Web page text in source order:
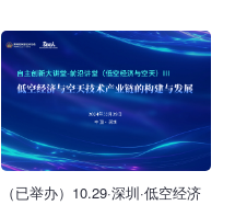
（已举办）10.29·深圳·低空经济